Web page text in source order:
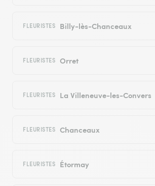
FLEURISTES Billy-lès-Chanceaux
FLEURISTES Orret
FLEURISTES La Villeneuve-les-Convers
FLEURISTES Chanceaux
FLEURISTES Étormay